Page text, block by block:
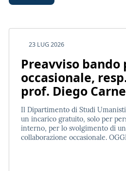
23 LUG 2026
Preavviso bando
occasionale,
prof. Diego
Il Dipartimento di Studi
un incarico gratuito, solo per
interno, per lo svolgimento di
collaborazione occasionale.